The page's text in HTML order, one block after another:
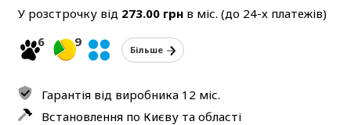
У розстрочку від 273.00грнв міс. (до 24-х платежів)
6
9
Більше
Гарантія від виробника 12 міс.
Встановлення по Києву та області